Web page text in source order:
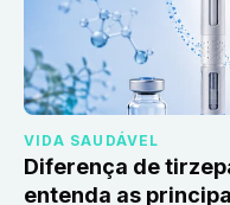
VIDA SAUDÁVEL
Diferença de
entenda as